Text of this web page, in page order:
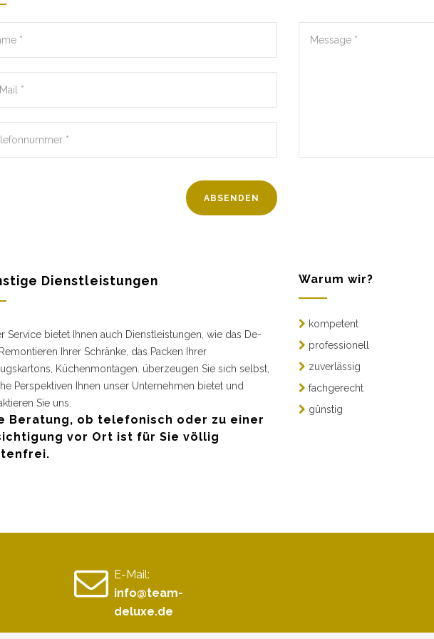
Dienstleistungen
Service bietet Ihnen auch Dienstleistungen, wie das De-
Ihrer Schränke, das Packen Ihrer
Küchenmontagen. überzeugen Sie sich selbst,
Perspektiven Ihnen unser Unternehmen bietet und
Sie uns.
Beratung, ob telefonisch oder zu einer
vor Ort ist für Sie völlig
Warum wir?
kompetent
professionell
zuverlässig
fachgerecht
günstig
E-Mail:
info@team-
deluxe.de